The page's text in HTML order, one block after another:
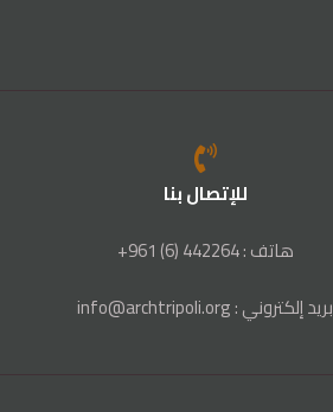
للإتصال بنا
هاتف : 442264 (6) 961+
بريد إلكتروني : info@archtripoli.org